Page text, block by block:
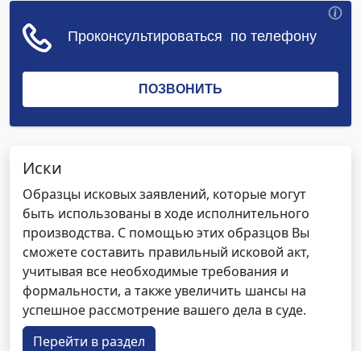
Иски
Образцы исковых заявлений, которые могут
быть использованы в ходе исполнительного
производства. С помощью этих образцов Вы
сможете составить правильный исковой акт,
учитывая все необходимые требования и
формальности, а также увеличить шансы на
успешное рассмотрение вашего дела в суде.
Перейти в раздел